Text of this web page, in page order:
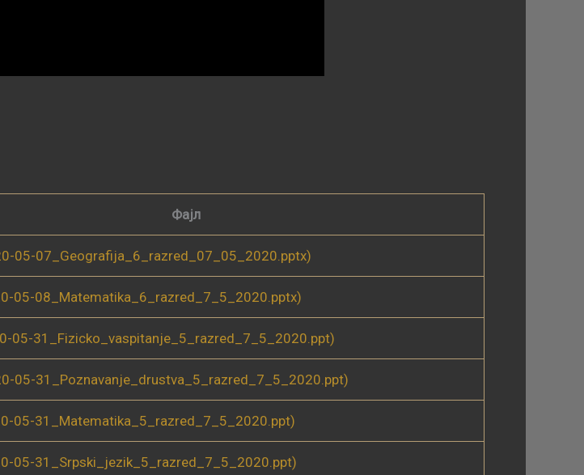
Фајл
05-07_Geografija_6_razred_07_05_2020.pptx)
05-08_Matematika_6_razred_7_5_2020.pptx)
05-31_Fizicko_vaspitanje_5_razred_7_5_2020.ppt)
05-31_Poznavanje_drustva_5_razred_7_5_2020.ppt)
05-31_Matematika_5_razred_7_5_2020.ppt)
05-31_Srpski_jezik_5_razred_7_5_2020.ppt)